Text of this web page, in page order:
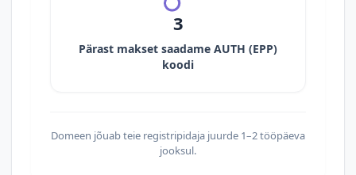
3
Pärast makset saadame AUTH (EPP)
koodi
Domeen jõuab teie registripidaja juurde 1–2 tööpäeva
jooksul.